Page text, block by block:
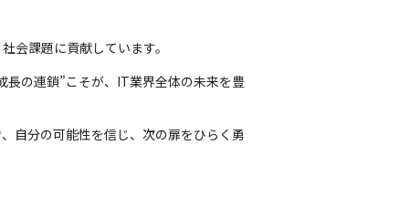
会課題に貢献しています。
長の連鎖”こそが、IT業界全体の未来を豊
自分の可能性を信じ、次の扉をひらく勇